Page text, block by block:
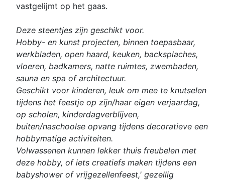
vastgelijmt op het gaas.
Deze steentjes zijn geschikt voor.
Hobby- en kunst projecten, binnen toepasbaar,
werkbladen, open haard, keuken, backsplaches,
vloeren, badkamers, natte ruimtes, zwembaden,
sauna en spa of architectuur.
Geschikt voor kinderen, leuk om mee te knutselen
tijdens het feestje op zijn/haar eigen verjaardag,
op scholen, kinderdagverblijven,
buiten/naschoolse opvang tijdens decoratieve een
hobbymatige activiteiten.
Volwassenen kunnen lekker thuis freubelen met
deze hobby, of iets creatiefs maken tijdens een
babyshower of vrijgezellenfeest,' gezellig